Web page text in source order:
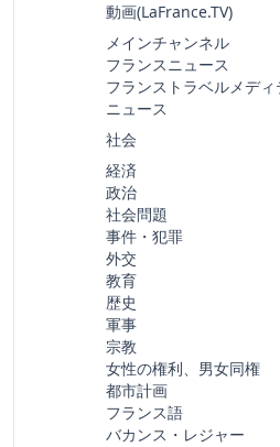
動画(LaFrance.TV)
メインチャンネル
フランスニュース
フランストラベルメデ
ニュース
社会
経済
政治
社会問題
事件・犯罪
外交
教育
歴史
軍事
宗教
女性の権利、男女同権
都市計画
フランス語
バカンス・レジャー